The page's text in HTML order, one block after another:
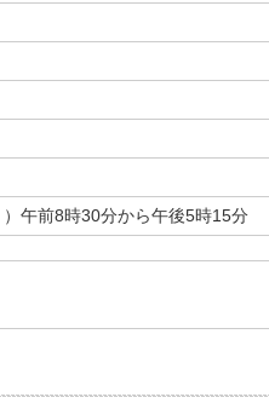
午前8時30分から午後5時15分